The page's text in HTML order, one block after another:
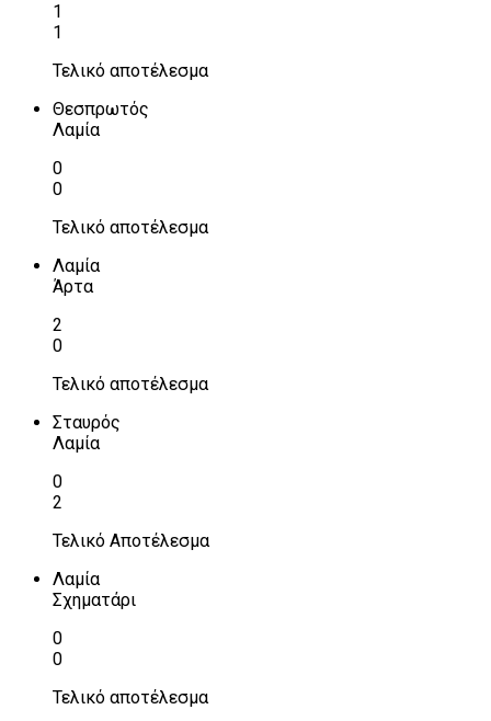
1
1
Τελικό αποτέλεσμα
Θεσπρωτός
Λαμία
0
0
Τελικό αποτέλεσμα
Λαμία
Άρτα
2
0
Τελικό αποτέλεσμα
Σταυρός
Λαμία
0
2
Τελικό Αποτέλεσμα
Λαμία
Σχηματάρι
0
0
Τελικό αποτέλεσμα